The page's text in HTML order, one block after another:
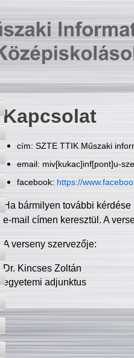
Kapcsolat
cím: SZTE TTIK Műszaki
email: miv[kukac]inf[pont]u-
facebook: https://
Ha bármilyen további
e-mail címen keresztül. A
A verseny szervezője:
Dr. Kincses Zoltán
egyetemi adjunktus